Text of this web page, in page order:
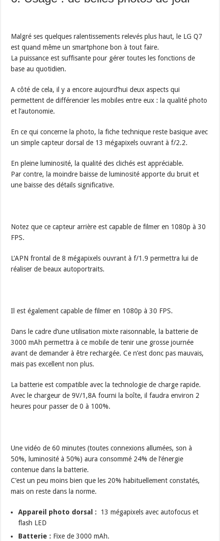
Malgré ses quelques ralentissements relevés plus haut, le LG Q7
est quand même un smartphone bon à tout faire.
La puissance est suffisante pour gérer toutes les fonctions de
base au quotidien.
A côté de cela, il y a encore aujourd’hui deux aspects qui
permettent de différencier les mobiles entre eux : la qualité photo
et l’autonomie.
En ce qui concerne la photo, la fiche technique reste basique avec
un simple capteur dorsal de 13 mégapixels ouvrant à f/2.2.
En pleine luminosité, la qualité des clichés est appréciable.
Par contre, la moindre baisse de luminosité apporte du bruit et
une baisse des détails significative.
Notez que ce capteur arrière est capable de filmer en 1080p à 30
FPS.
L’APN frontal de 8 mégapixels ouvrant à f/1.9 permettra lui de
réaliser de beaux autoportraits.
Il est également capable de filmer en 1080p à 30 FPS.
Dans le cadre d’une utilisation mixte raisonnable, la batterie de
3000 mAh permettra à ce mobile de tenir une grosse journée
avant de demander à être rechargée. Ce n’est donc pas mauvais,
mais pas excellent non plus.
La batterie est compatible avec la technologie de charge rapide.
Avec le chargeur de 9V/1,8A fourni la boîte, il faudra environ 2
heures pour passer de 0 à 100%.
Une vidéo de 60 minutes (toutes connexions allumées, son à
50%, luminosité à 50%) aura consommé 24% de l’énergie
contenue dans la batterie.
C’est un peu moins bien que les 20% habituellement constatés,
mais on reste dans la norme.
Appareil photo dorsal : 13 mégapixels avec autofocus et
flash LED
Batterie : Fixe de 3000 mAh.